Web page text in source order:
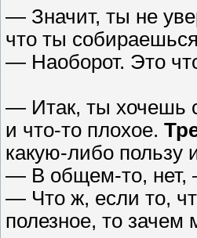
— Значит, ты не
что ты
— Наоборот. Это
— Итак, ты хочешь
и что-то плохое.
какую-либо пользу
— В общем-то, нет,
— Что ж, если то,
полезное, то зачем